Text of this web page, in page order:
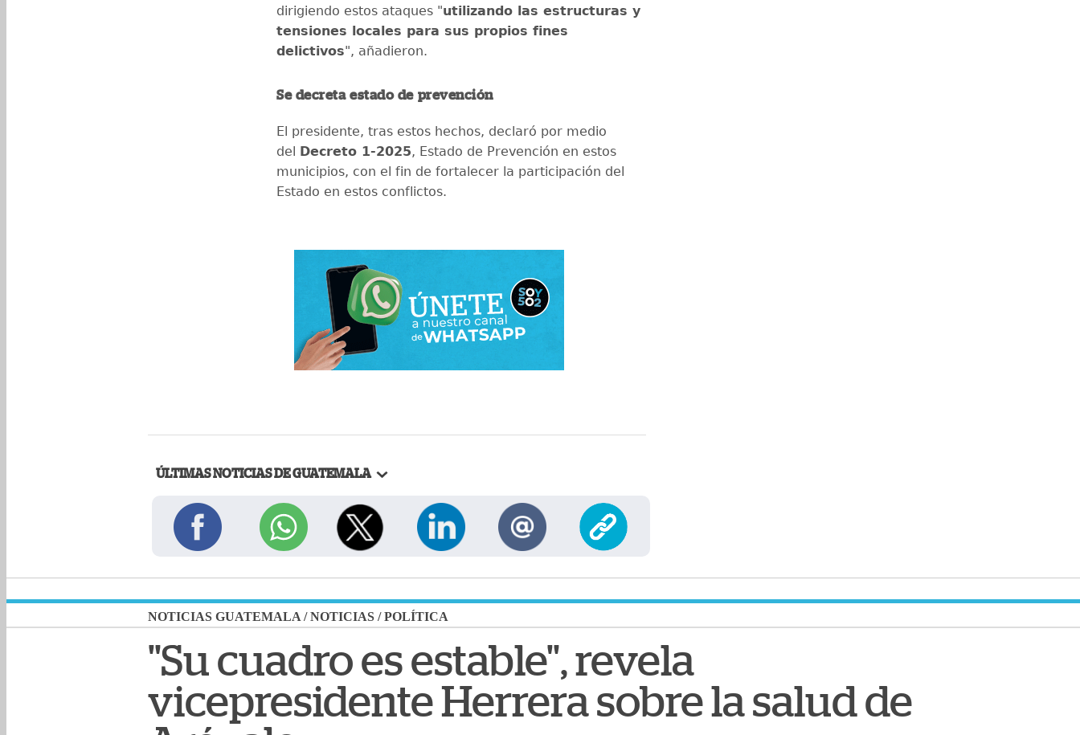
dirigiendo estos ataques "utilizando las estructuras y
tensiones locales para sus propios fines
delictivos", añadieron.
Se decreta estado de prevención
El presidente, tras estos hechos, declaró por medio
del
Decreto 1-2025, Estado de Prevención en estos
municipios, con el fin de fortalecer la participación del
Estado en estos conflictos.
ÚLTIMAS NOTICIAS DE GUATEMALA
NOTICIAS GUATEMALA /NOTICIAS /POLÍTICA
"Su cuadro es estable", revela
vicepresidente Herrera sobre la salud de